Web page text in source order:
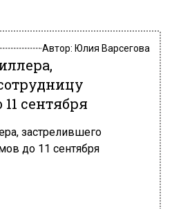
Автор: Юлия Варсегова
сентября